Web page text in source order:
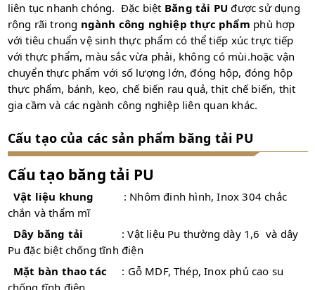
liên tục nhanh chóng. Đặc biệt Băng tải PU được sử dụng
rộng rãi trong ngành công nghiệp thực phẩm phù hợp
với tiêu chuẩn vệ sinh thực phẩm có thể tiếp xúc trực tiếp
với thực phẩm, màu sắc vừa phải, không có mùi.hoặc vận
chuyển thực phẩm với số lượng lớn, đóng hộp, đóng hộp
thực phẩm, bánh, kẹo, chế biến rau quả, thịt chế biến, thịt
gia cầm và các ngành công nghiệp liên quan khác.
Cấu tạo của các sản phẩm băng tải PU
Cấu tạo băng tải PU
Vật liệu khung
: Nhôm đinh hình, Inox 304 chắc
chắn và thẩm mĩ
Dây băng tải
: Vật liệu Pu thường dày 1,6 và dây
Pu đặc biệt chống tĩnh điện
Mặt bàn thao tác
: Gỗ MDF, Thép, Inox phủ cao su